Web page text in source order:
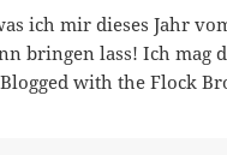
ich mir dieses Jahr
bringen lass! Ich mag
with the Flock